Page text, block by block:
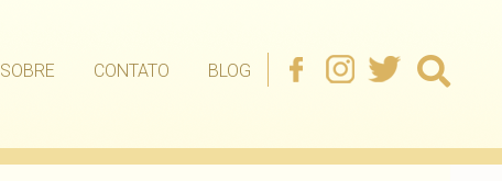
SOBRE CONTATO BLOG